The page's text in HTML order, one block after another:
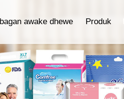
awake dhewe Produk